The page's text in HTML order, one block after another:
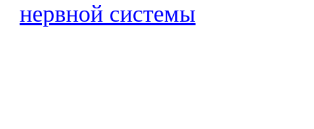
нервной системы